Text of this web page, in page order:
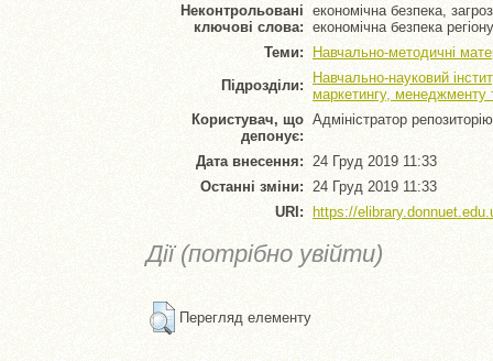
Неконтрольовані
ключові слова:
економічна безпека,
економічна безпека регіону
Теми:
Навчально-методичні
Підрозділи:
Навчально-науковий
маркетингу, менеджменту
Користувач, що
депонує:
Адміністратор репозиторію
Дата внесення: 24 Груд 2019 11:33
Останні зміни: 24 Груд 2019 11:33
URI:
https://
Дії (потрібно увійти)
Перегляд елементу